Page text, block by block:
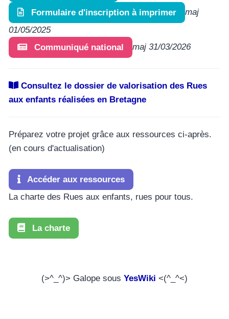
Formulaire d'inscription à imprimer
maj
01/05/2025
Communiqué national
maj 31/03/2026
Consultez le dossier de valorisation des Rues
aux enfants réalisées en Bretagne
Préparez votre projet grâce aux ressources ci-après.
(en cours d'actualisation)
Accéder aux ressources
La charte des Rues aux enfants, rues pour tous.
La charte
(>^_^)> Galope sous YesWiki <(^_^<)